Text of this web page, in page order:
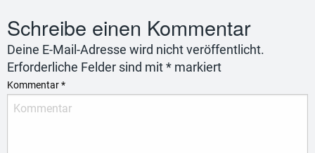
Schreibe einen Kommentar
Deine E-Mail-Adresse wird nicht veröffentlicht.
Erforderliche Felder sind mit * markiert
Kommentar*